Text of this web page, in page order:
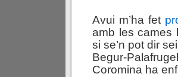
Avui m’ha fet
amb les cames
si se’n pot dir
Begur-
Coromina ha